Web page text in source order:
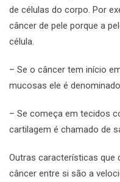
de células do corpo. Por
câncer de pele porque a
célula.
– Se o câncer tem início
mucosas ele é
– Se começa em tecidos
cartilagem é chamado de
Outras características que
câncer entre si são a